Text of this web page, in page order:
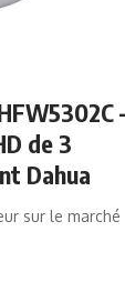
de 3
Dahua
sur le marché